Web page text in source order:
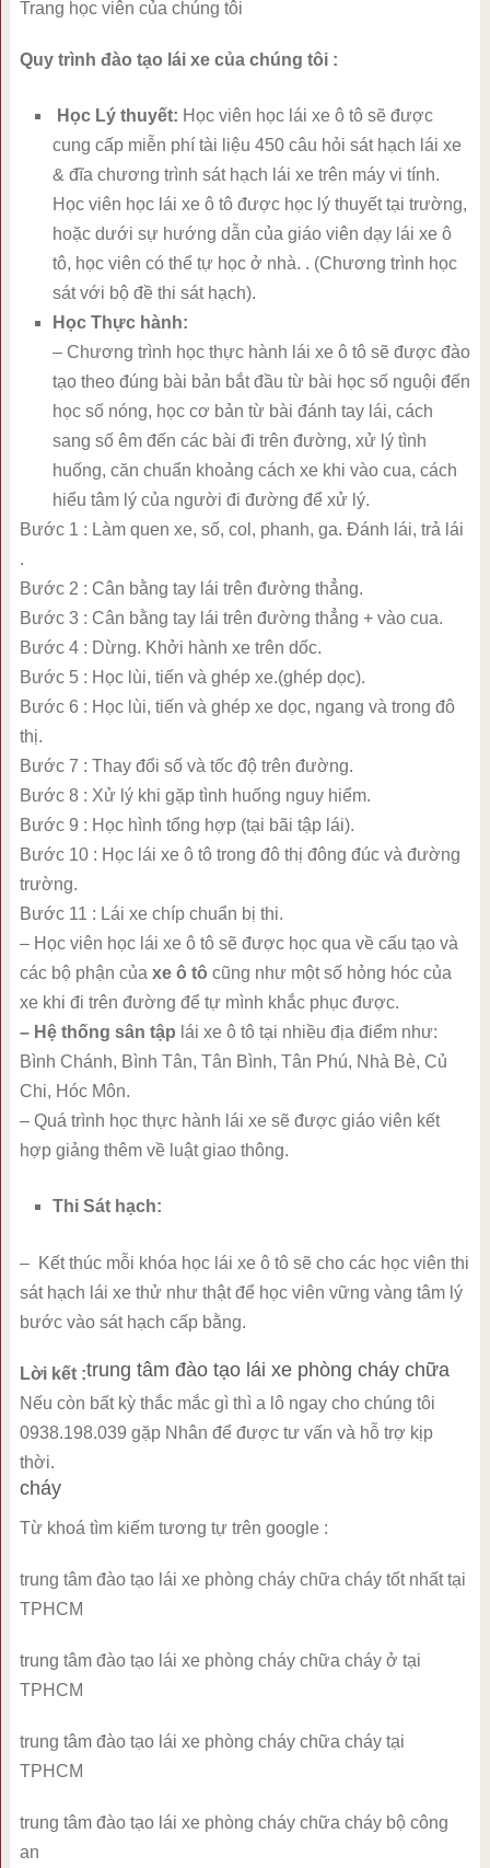
Trang học viên của chúng tôi
Quy trình đào tạo lái xe của chúng tôi :
Học Lý thuyết: Học viên học lái xe ô tô sẽ được
cung cấp miễn phí tài liệu 450 câu hỏi sát hạch lái xe
& đĩa chương trình sát hạch lái xe trên máy vi tính.
Học viên học lái xe ô tô được học lý thuyết tại trường,
hoặc dưới sự hướng dẫn của giáo viên dạy lái xe ô
tô, học viên có thể tự học ở nhà. . (Chương trình học
sát với bộ đề thi sát hạch).
Học Thực hành:
– Chương trình học thực hành lái xe ô tô sẽ được đào
tạo theo đúng bài bản bắt đầu từ bài học số nguội đến
học số nóng, học cơ bản từ bài đánh tay lái, cách
sang số êm đến các bài đi trên đường, xử lý tình
huống, căn chuẩn khoảng cách xe khi vào cua, cách
hiểu tâm lý của người đi đường để xử lý.
Bước 1 : Làm quen xe, số, col, phanh, ga. Đánh lái, trả lái
.
Bước 2 : Cân bằng tay lái trên đường thẳng.
Bước 3 : Cân bằng tay lái trên đường thẳng + vào cua.
Bước 4 : Dừng. Khởi hành xe trên dốc.
Bước 5 : Học lùi, tiến và ghép xe.(ghép dọc).
Bước 6 : Học lùi, tiến và ghép xe dọc, ngang và trong đô
thị.
Bước 7 : Thay đổi số và tốc độ trên đường.
Bước 8 : Xử lý khi gặp tình huống nguy hiểm.
Bước 9 : Học hình tổng hợp (tại bãi tập lái).
Bước 10 : Học lái xe ô tô trong đô thị đông đúc và đường
trường.
Bước 11 : Lái xe chíp chuẩn bị thi.
– Học viên học lái xe ô tô sẽ được học qua về cấu tạo và
các bộ phận của xe ô tô cũng như một số hỏng hóc của
xe khi đi trên đường để tự mình khắc phục được.
– Hệ thống sân tập lái xe ô tô tại nhiều địa điểm như:
Bình Chánh, Bình Tân, Tân Bình, Tân Phú, Nhà Bè, Củ
Chi, Hóc Môn.
– Quá trình học thực hành lái xe sẽ được giáo viên kết
hợp giảng thêm về luật giao thông.
Thi Sát hạch:
– Kết thúc mỗi khóa học lái xe ô tô sẽ cho các học viên thi
sát hạch lái xe thử như thật để học viên vững vàng tâm lý
bước vào sát hạch cấp bằng.
Lời kết :
Nếu còn bất kỳ thắc mắc gì thì a lô ngay cho chúng tôi
0938.198.039 gặp Nhân để được tư vấn và hỗ trợ kịp
thời.
trung tâm đào tạo lái xe phòng cháy chữa
cháy
Từ khoá tìm kiếm tương tự trên google :
trung tâm đào tạo lái xe phòng cháy chữa cháy tốt nhất tại
TPHCM
trung tâm đào tạo lái xe phòng cháy chữa cháy ở tại
TPHCM
trung tâm đào tạo lái xe phòng cháy chữa cháy tại
TPHCM
trung tâm đào tạo lái xe phòng cháy chữa cháy bộ công
an